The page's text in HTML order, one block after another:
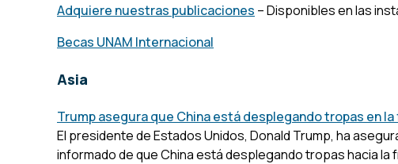
Adquiere nuestras publicaciones – Disponibles en las
Becas UNAM Internacional
Asia
Trump asegura que China está desplegando tropas en
El presidente de Estados Unidos, Donald Trump, ha
informado de que China está desplegando tropas hacia la